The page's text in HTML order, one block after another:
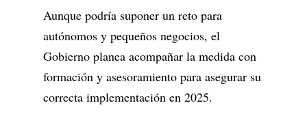
Aunque podría suponer un reto para
autónomos y pequeños negocios, el
Gobierno planea acompañar la medida con
formación y asesoramiento para asegurar su
correcta implementación en 2025.